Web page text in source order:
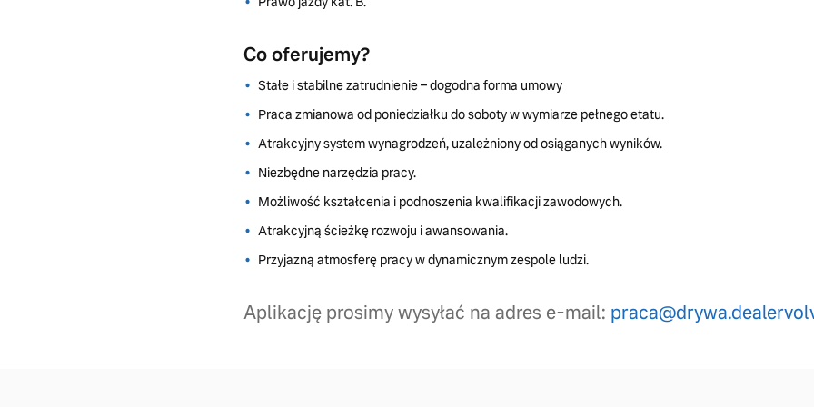
Co oferujemy?
Stałe i stabilne zatrudnienie – dogodna forma umowy
Praca zmianowa od poniedziałku do soboty w wymiarze pełnego etatu.
Atrakcyjny system wynagrodzeń, uzależniony od osiąganych wyników.
Niezbędne narzędzia pracy.
Możliwość kształcenia i podnoszenia kwalifikacji zawodowych.
Atrakcyjną ścieżkę rozwoju i awansowania.
Przyjazną atmosferę pracy w dynamicznym zespole ludzi.
Aplikację prosimy wysyłać na adres e-mail: